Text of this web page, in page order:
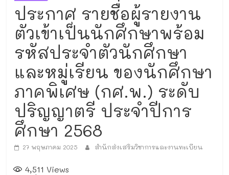
ประกาศ รายชื่อผู้รายงาน
ตัวเข้าเป็นนักศึกษาพร้อม
รหัสประจำตัวนักศึกษา
และหมู่เรียน ของนักศึกษา
ภาคพิเศษ (กศ.พ.) ระดับ
ปริญญาตรี ประจำปีการ
ศึกษา 2568
27 พฤษภาคม 2025 สำนักส่งเสริมวิชาการและงานทะเบียน
4,511 Views